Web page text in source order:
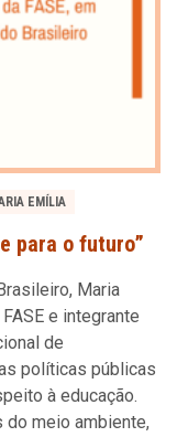
EMÍLIA
para o futuro”
Maria
e integrante
de
políticas públicas
à educação.
meio ambiente,